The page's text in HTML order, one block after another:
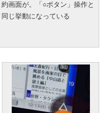
約画面が。「○ボタン」操作と
同じ挙動になっている